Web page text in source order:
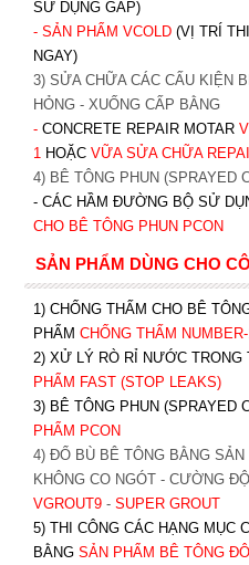
SỬ DỤNG GẤP)
- SẢN PHẨM VCOLD (VỊ TRÍ
NGAY)
3) SỬA CHỮA CÁC CẤU KIỆN
HỎNG - XUỐNG CẤP BẰNG
- CONCRETE REPAIR MOTAR
1 HOẶC VỮA SỬA CHỮA
4) BÊ TÔNG PHUN (SPRAYED
- CÁC HẦM ĐƯỜNG BỘ SỬ
CHO BÊ TÔNG PHUN PCON
SẢN PHẨM DÙNG CHO
1) CHỐNG THẤM CHO BÊ
PHẨM CHỐNG THẤM
2) XỬ LÝ RÒ RỈ NƯỚC TRONG
PHẨM FAST (STOP LEAKS)
3) BÊ TÔNG PHUN (SPRAYED
PHẨM PCON
4) ĐỔ BÙ BÊ TÔNG BẰNG
KHÔNG CO NGÓT - CƯỜNG
VGROUT9- SUPER GROUT
5) THI CÔNG CÁC HẠNG MỤC
BẰNG SẢN PHẨM BÊ TÔNG